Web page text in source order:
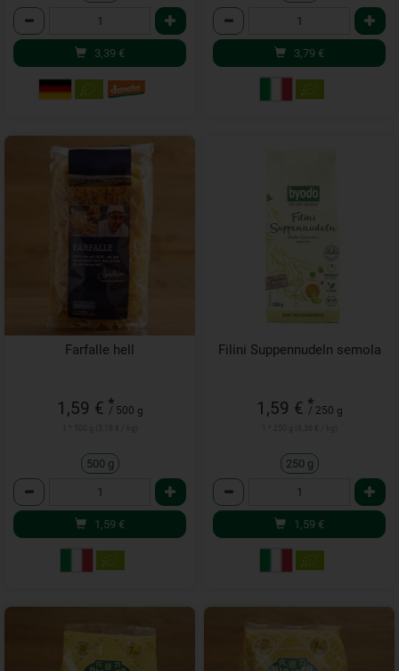
Anzahl
3,39 €
Anzahl
3,79 €
Farfalle hell
1,59 € *
/ 500 g
500 g
Anzahl
1,59 €
Filini Suppennudeln semola
1,59 € *
/ 250 g
250 g
Anzahl
1,59 €